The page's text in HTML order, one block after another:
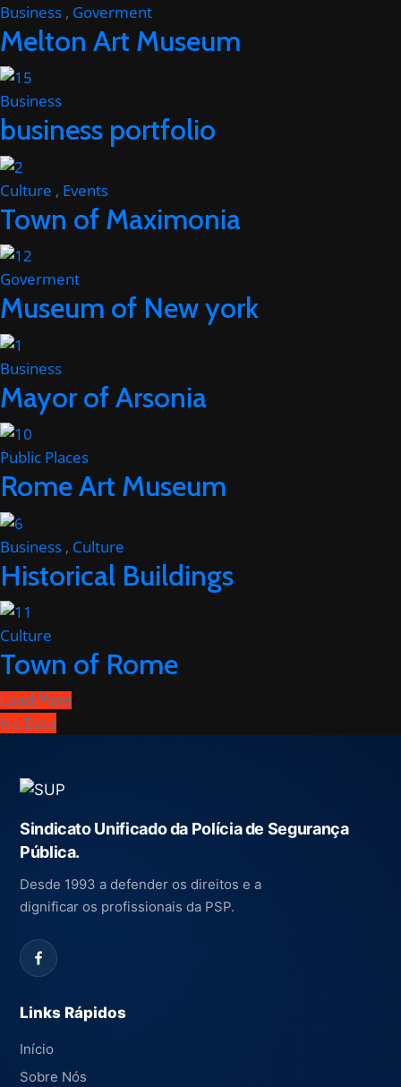
Business , Goverment
Melton Art Museum
Business
business portfolio
Culture , Events
Town of Maximonia
Goverment
Museum of New york
Business
Mayor of Arsonia
Public Places
Rome Art Museum
Business , Culture
Historical Buildings
Culture
Town of Rome
Load More
No Data
Sindicato Unificado da Polícia de Segurança
Pública.
Desde 1993 a defender os direitos e a
dignificar os profissionais da PSP.
Links Rápidos
Início
Sobre Nós